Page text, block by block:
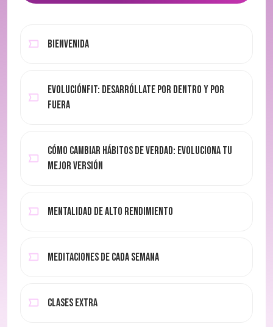
BIENVENIDA
EvoluciónFit: desarróllate por dentro y por
fuera
Cómo cambiar hábitos de verdad: evoluciona tu
mejor versión
MENTALIDAD DE ALTO RENDIMIENTO
MEDITACIONES DE CADA SEMANA
CLASES EXTRA